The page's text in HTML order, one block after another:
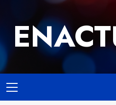
treści
Menu